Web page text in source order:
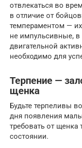
отвлекаться во
в отличие от
темпераментом —
не импульсивные,
двигательной
необходимо для
Терпение —
щенка
Будьте терпеливы
дня появления
требовать от щенка
состоянии.